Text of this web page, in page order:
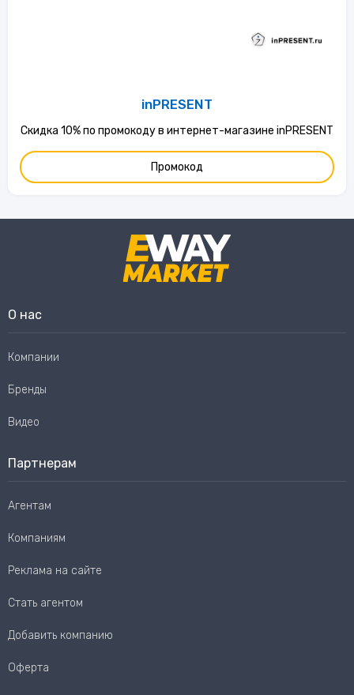
inPRESENT
Скидка 10% по промокоду в интернет-магазине inPRESENT
Промокод
О нас
Компании
Бренды
Видео
Партнерам
Агентам
Компаниям
Реклама на сайте
Стать агентом
Добавить компанию
Оферта